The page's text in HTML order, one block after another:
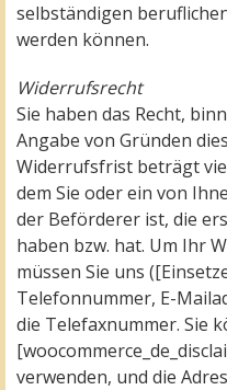
selbständigen
werden können.
Widerrufsrecht
Sie haben das Recht,
Angabe von Gründen
Widerrufsfrist beträgt
dem Sie oder ein von
der Beförderer ist, die
haben bzw. hat. Um Ihr
müssen Sie uns
Telefonnummer, E-
die Telefaxnummer. Sie
verwenden, und die